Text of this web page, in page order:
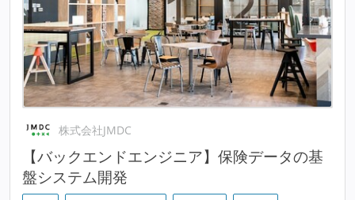
株式会社JMDC
【バックエンドエンジニア】保険データの基
盤システム開発